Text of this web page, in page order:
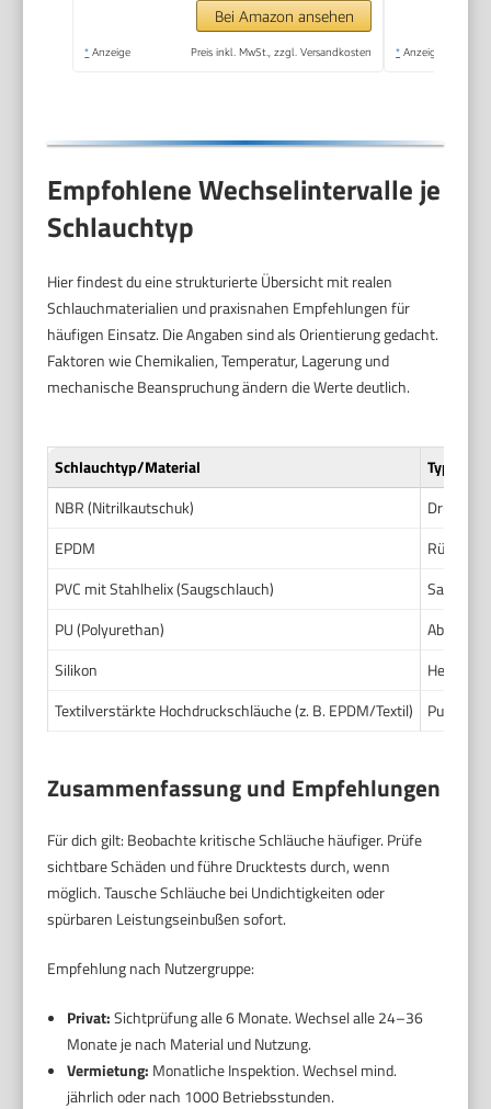
Waschpolsterdüse
und Waschfugendüse,
Bei Amazon ansehen
* Anzeige Preis inkl. MwSt., zzgl. Versandkosten * Anzeige
Empfohlene Wechselintervalle je
Schlauchtyp
Hier findest du eine strukturierte Übersicht mit realen
Schlauchmaterialien und praxisnahen Empfehlungen für
häufigen Einsatz. Die Angaben sind als Orientierung gedacht.
Faktoren wie Chemikalien, Temperatur, Lagerung und
mechanische Beanspruchung ändern die Werte deutlich.
Schlauchtyp/Material
NBR (Nitrilkautschuk)
EPDM
PVC mit Stahlhelix (Saugschlauch)
Saug-
PU (Polyurethan)
Silikon
Textilverstärkte Hochdruckschläuche (z. B. EPDM/Textil)
Zusammenfassung und Empfehlungen
Für dich gilt: Beobachte kritische Schläuche häufiger. Prüfe
sichtbare Schäden und führe Drucktests durch, wenn
möglich. Tausche Schläuche bei Undichtigkeiten oder
spürbaren Leistungseinbußen sofort.
Empfehlung nach Nutzergruppe:
Privat:Sichtprüfung alle 6 Monate. Wechsel alle 24–36
Monate je nach Material und Nutzung.
Vermietung: Monatliche Inspektion. Wechsel mind.
jährlich oder nach 1000 Betriebsstunden.